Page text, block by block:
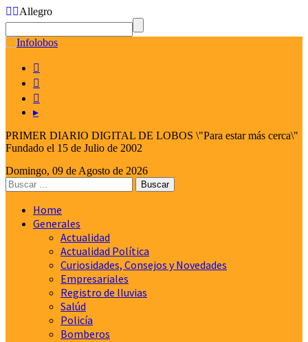
Allegro



▸
PRIMER DIARIO DIGITAL DE LOBOS \"Para estar más cerca\"
Fundado el 15 de Julio de 2002
Domingo, 09 de Agosto de 2026
Home
Generales
Actualidad
Actualidad Política
Curiosidades, Consejos y Novedades
Empresariales
Registro de lluvias
Salúd
Policía
Bomberos